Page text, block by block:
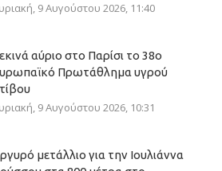
9 Αυγούστου 2026, 11:40
αύριο στο Παρίσι το 38ο
Πρωτάθλημα υγρού
9 Αυγούστου 2026, 10:31
μετάλλιο για την Ιουλιάννα